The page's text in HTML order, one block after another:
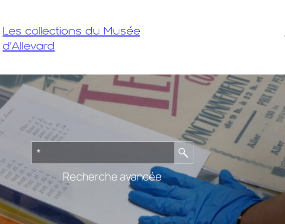
Les collections du Musée
d'Allevard
Recherche avancée